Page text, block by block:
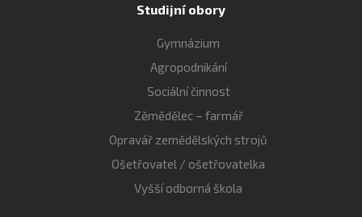
Studijní obory
Gymnázium
Agropodnikání
Sociální činnost
Zěmědělec – farmář
Opravář zemědělských strojů
Ošetřovatel / ošetřovatelka
Vyšší odborná škola